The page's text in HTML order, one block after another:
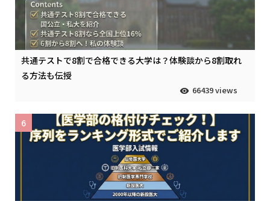
共通テストで8割で合格できる大学は？体験談から8割取れ
る方法も伝授
66439 views
6